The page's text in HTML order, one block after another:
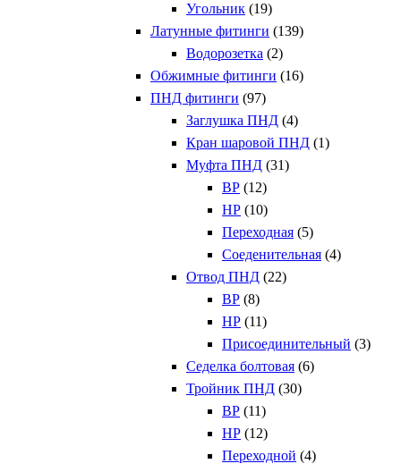
Угольник (19)
Латунные фитинги (139)
Водорозетка (2)
Обжимные фитинги (16)
ПНД фитинги (97)
Заглушка ПНД (4)
Кран шаровой ПНД (1)
Муфта ПНД (31)
ВР (12)
НР (10)
Переходная (5)
Соеденительная (4)
Отвод ПНД (22)
ВР (8)
НР (11)
Присоединительный (3)
Седелка болтовая (6)
Тройник ПНД (30)
ВР (11)
НР (12)
Переходной (4)